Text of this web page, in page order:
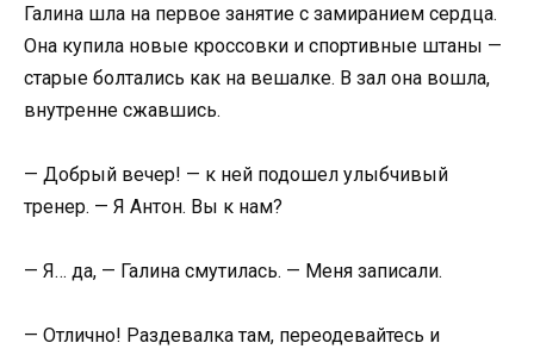
Галина шла на первое занятие с замиранием сердца.
Она купила новые кроссовки и спортивные штаны —
старые болтались как на вешалке. В зал она вошла,
внутренне сжавшись.
— Добрый вечер! — к ней подошел улыбчивый
тренер. — Я Антон. Вы к нам?
— Я… да, — Галина смутилась. — Меня записали.
— Отлично! Раздевалка там, переодевайтесь и